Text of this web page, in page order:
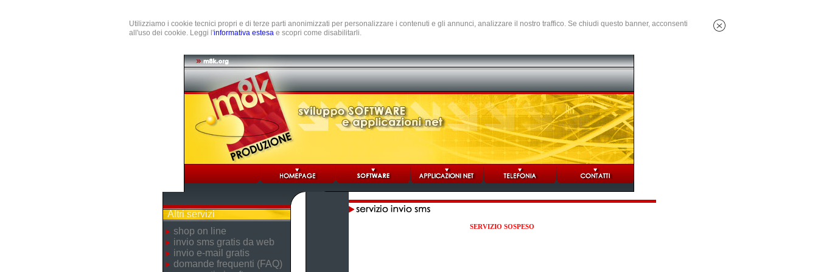
Utilizziamo i cookie tecnici propri e di terze parti anonimizzati per personalizzare i contenuti e gli annunci, analizzare il nostro traffico. Se chiudi questo banner, acconsenti
all'uso dei cookie. Leggi l'informativa estesa e scopri come disabilitarli.
Altri servizi
shop on line
invio sms gratis da web
invio e-mail gratis
domande frequenti (FAQ)
SERVIZIO SOSPESO